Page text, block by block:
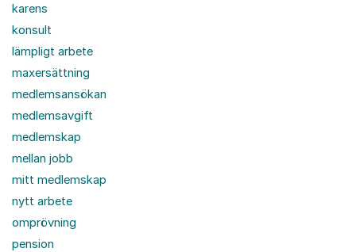
karens
konsult
lämpligt arbete
maxersättning
medlemsansökan
medlemsavgift
medlemskap
mellan jobb
mitt medlemskap
nytt arbete
omprövning
pension